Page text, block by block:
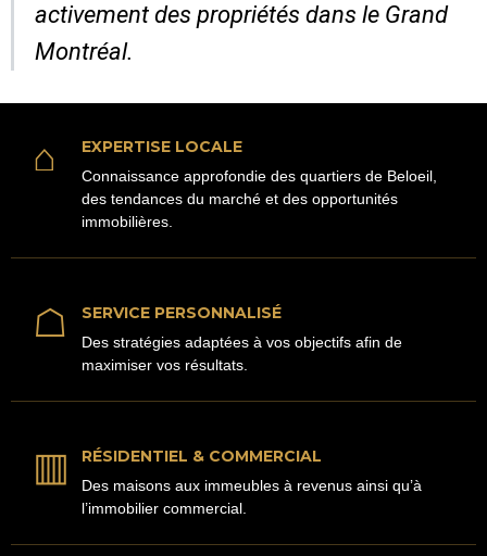
activement des propriétés dans le Grand
Montréal.
⌂ EXPERTISE LOCALE
Connaissance approfondie des quartiers de Beloeil,
des tendances du marché et des opportunités
immobilières.
☖ SERVICE PERSONNALISÉ
Des stratégies adaptées à vos objectifs afin de
maximiser vos résultats.
▥ RÉSIDENTIEL & COMMERCIAL
Des maisons aux immeubles à revenus ainsi qu’à
l’immobilier commercial.